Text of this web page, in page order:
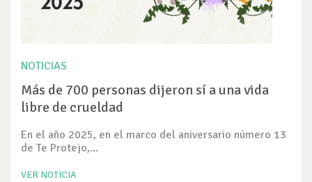
NOTICIAS
Más de 700 personas dijeron sí a una vida
libre de crueldad
En el año 2025, en el marco del aniversario número 13
de Te Protejo,...
VER NOTICIA